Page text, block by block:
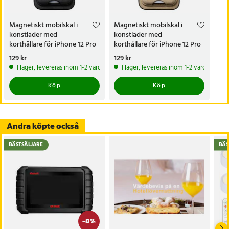
- Skydd mot stötar och repor
- Utskärningar för knappar och portar
Artikelnummer:93374
Magnetiskt mobilskal i
konstläder med
korthållare för iPhone 12 Pro
Max - Svart
Pris:129 kr
129 kr
I lager, levereras inom 1-2 vardagar
Köp
Magnetiskt mobilskal i
konstläder med
korthållare för iPhone 12 Pro
Max - Khaki
Pris:129 kr
129 kr
I lager, levereras inom 1-2 vardagar
Köp
Andra köpte också
-8%
BÄSTSÄLJARE